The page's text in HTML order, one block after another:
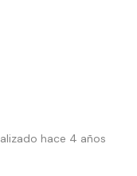
hace 4 años